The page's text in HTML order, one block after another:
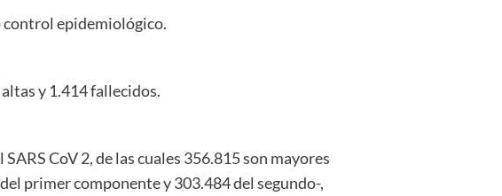
control epidemiológico.
y 1.414 fallecidos.
CoV 2, de las cuales 356.815 son mayores
primer componente y 303.484 del segundo-,